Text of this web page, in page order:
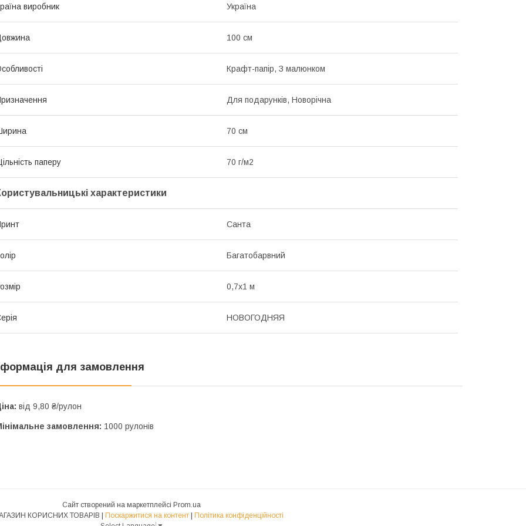
виробник Україна
100 см
Крафт-папір, З малюнком
Для подарунків, Новорічна
70 см
паперу 70 г/м2
характеристики
Санта
Багатобарвний
0,7х1 м
НОВОГОДНЯЯ
для замовлення
від 9,80 ₴/рулон
замовлення: 1000 рулонів
Сайт створений на маркетплейсі Prom.ua
1-Й МАГАЗИН КОРИСНИХ ТОВАРІВ | Поскаржитися на контент | Політика конфіденційності